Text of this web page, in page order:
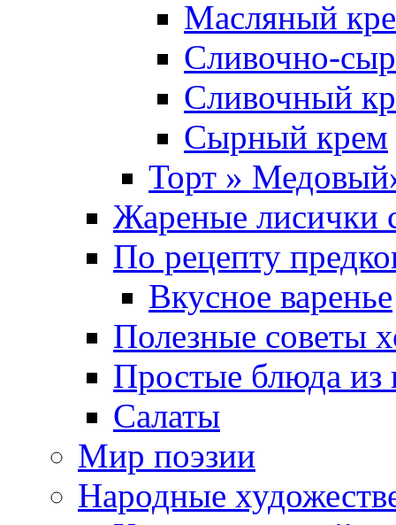
Масляный
Сливочно-
Сливочный
Сырный крем
Торт »
Жареные лисички
По рецепту
Вкусное варенье
Полезные советы
Простые блюда из
Салаты
Мир поэзии
Народные